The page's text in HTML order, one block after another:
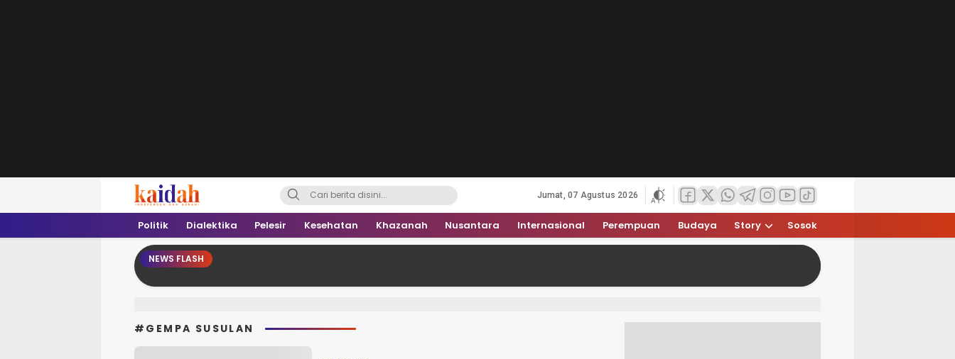
Kaidah.ID
Independen dan Berani
Jumat, 07 Agustus 2026
Politik Dialektika Pelesir Kesehatan Khazanah Nusantara Internasional Perempuan Budaya Story Sosok
NEWS FLASH
#GEMPA SUSULAN